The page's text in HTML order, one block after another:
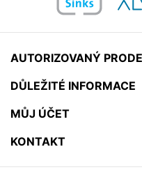
AUTORIZOVANÝ
DŮLEŽITÉ INFORMACE
MŮJ ÚČET
KONTAKT